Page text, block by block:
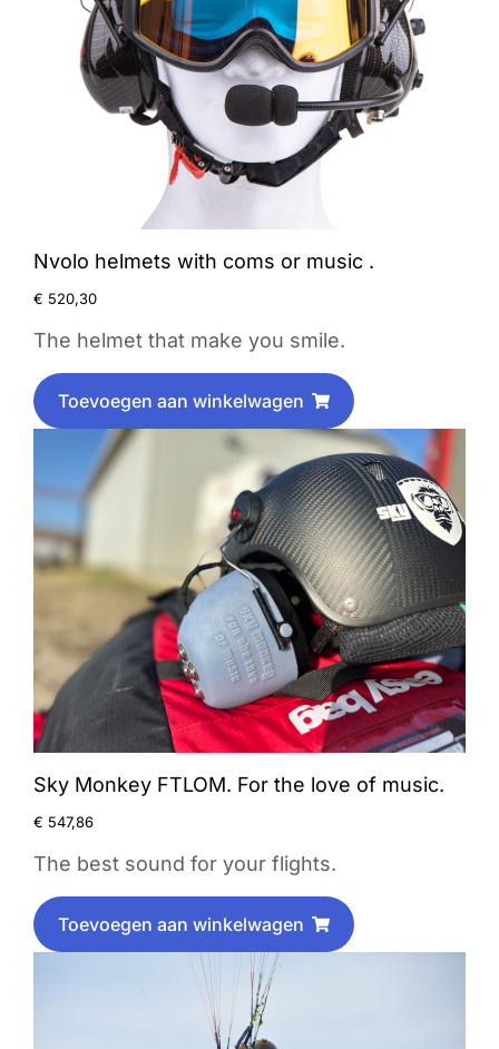
Nvolo helmets with coms or music .
€ 520,30
The helmet that make you smile.
Toevoegen aan winkelwagen
Sky Monkey FTLOM. For the love of music.
€ 547,86
The best sound for your flights.
Toevoegen aan winkelwagen